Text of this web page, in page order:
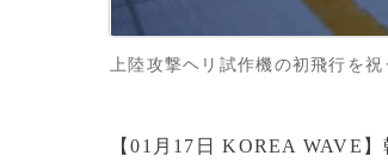
上陸攻撃ヘリ試作機の初飛行を
【01月17日 KOREA WAVE